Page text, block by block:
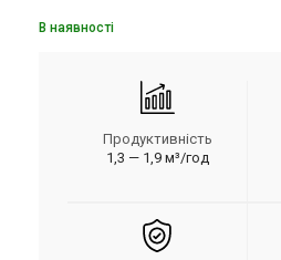
В наявності
Продуктивність
1,3 — 1,9 м³/год